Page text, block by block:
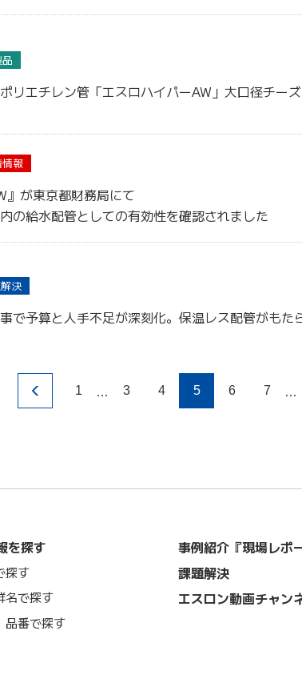
リエチレン管「エスロハイパーAW」大口径チー
情報
』が東京都財務局にて
の給水配管としての有効性を確認されました
決
で予算と人手不足が深刻化。保温レス配管がもた
1 … 3 4 5 6 7 …
を探す
探す
名で探す
品番で探す
事例紹介『現場レポ
課題解決
エスロン動画チャン